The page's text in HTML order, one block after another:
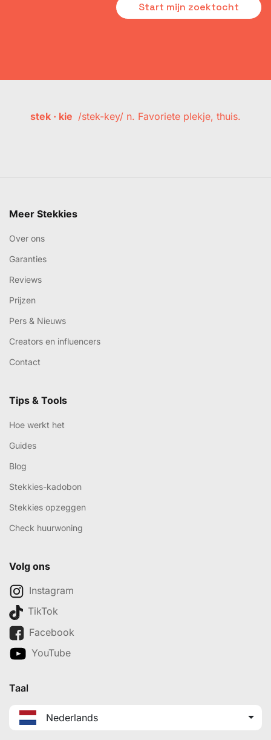
Start mijn zoektocht
stek · kie /stek-key/ n. Favoriete plekje, thuis.
Meer Stekkies
Over ons
Garanties
Reviews
Prijzen
Pers & Nieuws
Creators en influencers
Contact
Tips & Tools
Hoe werkt het
Guides
Blog
Stekkies-kadobon
Stekkies opzeggen
Check huurwoning
Volg ons
Instagram
TikTok
Facebook
YouTube
Taal
Nederlands